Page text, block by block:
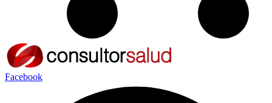
Facebook